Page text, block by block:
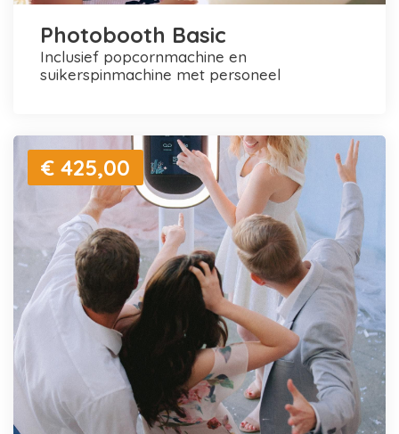
Photobooth Basic
inclusief popcornmachine en
suikerspinmachine met personeel
€ 425,00